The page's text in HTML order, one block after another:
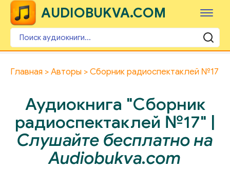
AUDIOBUKVA.COM
Главная Авторы Сборник радиоспектаклей №17
Аудиокнига "Сборник
радиоспектаклей №17" |
Слушайте бесплатно на
Audiobukva.com